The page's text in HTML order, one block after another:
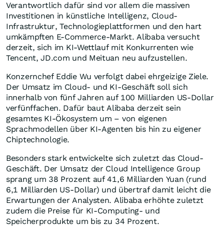
Verantwortlich dafür sind vor allem die massiven
Investitionen in künstliche Intelligenz, Cloud-
Infrastruktur, Technologieplattformen und den hart
umkämpften E-Commerce-Markt. Alibaba versucht
derzeit, sich im KI-Wettlauf mit Konkurrenten wie
Tencent, JD.com und Meituan neu aufzustellen.
Konzernchef Eddie Wu verfolgt dabei ehrgeizige Ziele.
Der Umsatz im Cloud- und KI-Geschäft soll sich
innerhalb von fünf Jahren auf 100 Milliarden US-Dollar
verfünffachen. Dafür baut Alibaba derzeit sein
gesamtes KI-Ökosystem um – von eigenen
Sprachmodellen über KI-Agenten bis hin zu eigener
Chiptechnologie.
Besonders stark entwickelte sich zuletzt das Cloud-
Geschäft. Der Umsatz der Cloud Intelligence Group
sprang um 38 Prozent auf 41,6 Milliarden Yuan (rund
6,1 Milliarden US-Dollar) und übertraf damit leicht die
Erwartungen der Analysten. Alibaba erhöhte zuletzt
zudem die Preise für KI-Computing- und
Speicherprodukte um bis zu 34 Prozent.